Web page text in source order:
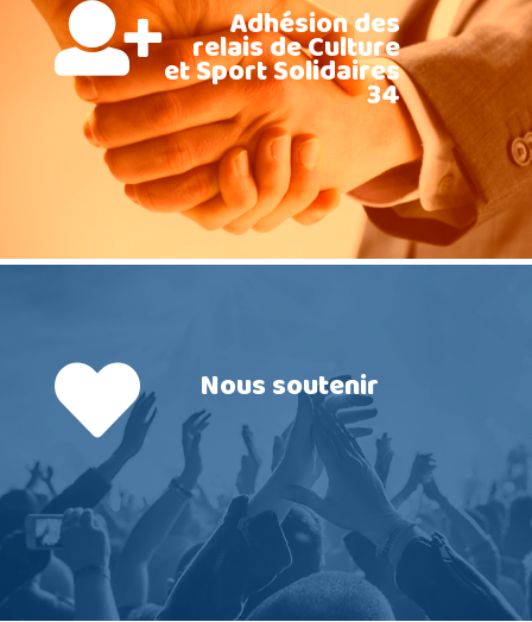
Adhésion des
relais de Culture
et Sport Solidaires
34
Nous soutenir